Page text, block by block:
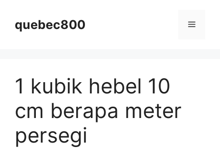
contentquebec800 Menu
1 kubik hebel 10
cm berapa meter
persegi